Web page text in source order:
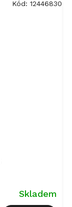
Skladem
Kód: 12446830